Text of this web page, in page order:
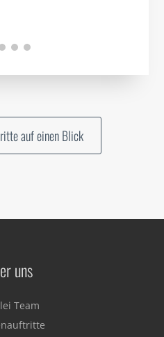
auf einen Blick
uns
Team